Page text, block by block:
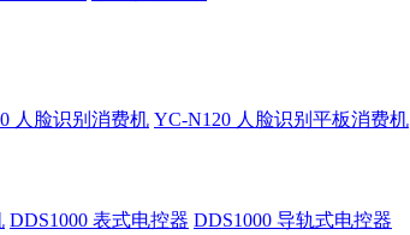
人脸识别消费机 YC-N120 人脸识别平板消费机
DDS1000 表式电控器 DDS1000 导轨式电控器